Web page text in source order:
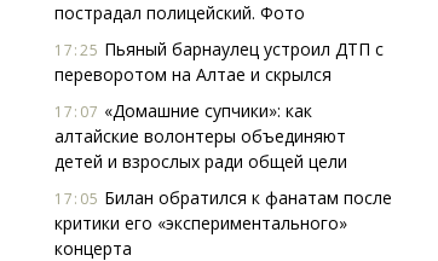
пострадал полицейский. Фото
17:25 Пьяный барнаулец устроил ДТП с
переворотом на Алтае и скрылся
17:07 «Домашние супчики»: как
алтайские волонтеры объединяют
детей и взрослых ради общей цели
17:05 Билан обратился к фанатам после
критики его «экспериментального»
концерта